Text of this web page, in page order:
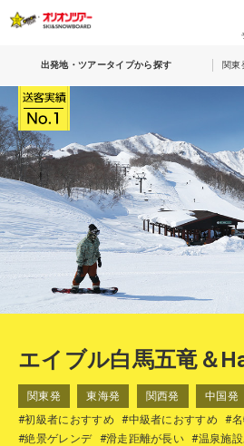
出発地・ツアータイプから探す
エイブル白馬五竜＆
関東発 東海発 関西発
中国発
#初級者におすすめ
#中級者におすすめ
#
#絶景ゲレンデ
#滑走距離が長い #温泉施設